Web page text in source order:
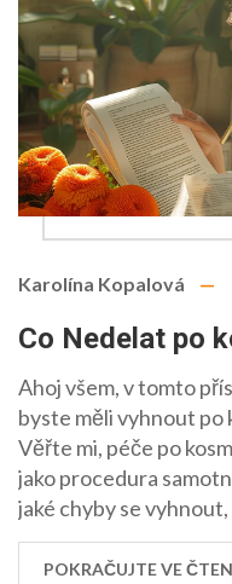
Karolína Kopalová
Co Nedelat po
Ahoj všem, v tomto
byste měli vyhnout po
Věřte mi, péče po
jako procedura
jaké chyby se
nejlepší. Pokud se
zůstaňte se mnou a
POKRAČUJTE VE